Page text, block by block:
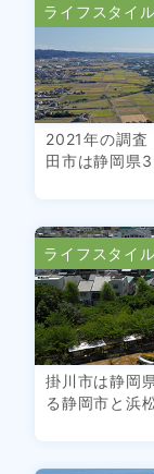
ライフスタイル
2021年の調査
田市は静岡県
ライフスタイル
掛川市は静岡
る静岡市と浜